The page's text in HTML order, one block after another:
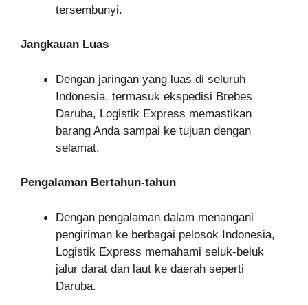
tersembunyi.
Jangkauan Luas
Dengan jaringan yang luas di seluruh
Indonesia, termasuk ekspedisi Brebes
Daruba, Logistik Express memastikan
barang Anda sampai ke tujuan dengan
selamat.
Pengalaman Bertahun-tahun
Dengan pengalaman dalam menangani
pengiriman ke berbagai pelosok Indonesia,
Logistik Express memahami seluk-beluk
jalur darat dan laut ke daerah seperti
Daruba.